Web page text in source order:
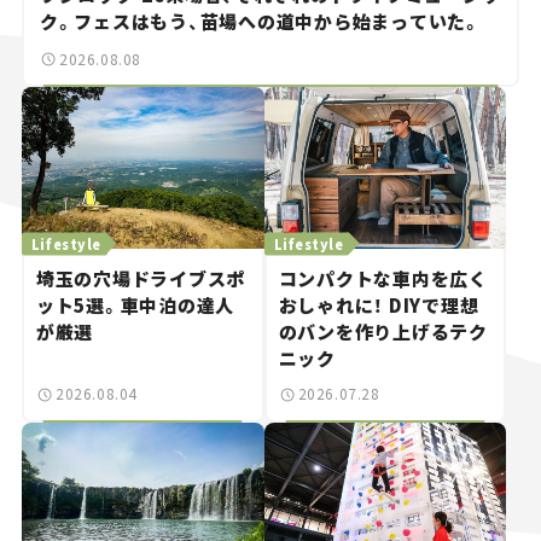
ク。フェスはもう、苗場への道中から始まっていた。
2026.08.08
Lifestyle
埼玉の穴場ドライブスポ
ット5選。車中泊の達人
が厳選
2026.08.04
Lifestyle
コンパクトな車内を広く
おしゃれに！ DIYで理想
のバンを作り上げるテク
ニック
2026.07.28